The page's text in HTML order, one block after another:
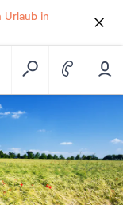
Urlaub in